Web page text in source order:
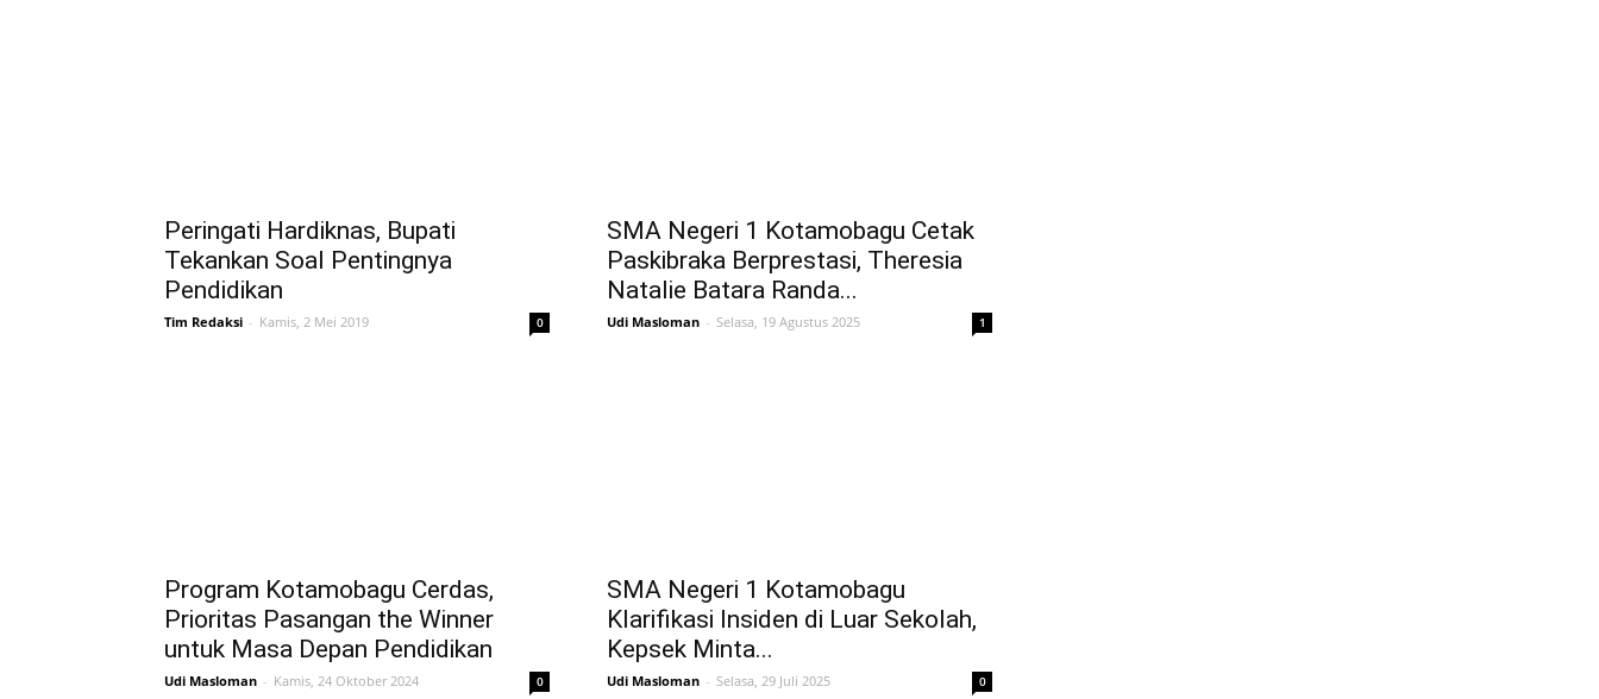
Peringati Hardiknas, Bupati
Tekankan Soal Pentingnya
Pendidikan
Tim Redaksi - Kamis, 2 Mei 2019 0
SMA Negeri 1 Kotamobagu Cetak
Paskibraka Berprestasi, Theresia
Natalie Batara Randa...
Udi Masloman - Selasa, 19 Agustus 2025 1
Program Kotamobagu Cerdas,
Prioritas Pasangan the Winner
untuk Masa Depan Pendidikan
Udi Masloman - Kamis, 24 Oktober 2024 0
SMA Negeri 1 Kotamobagu
Klarifikasi Insiden di Luar Sekolah,
Kepsek Minta...
Udi Masloman - Selasa, 29 Juli 2025 0